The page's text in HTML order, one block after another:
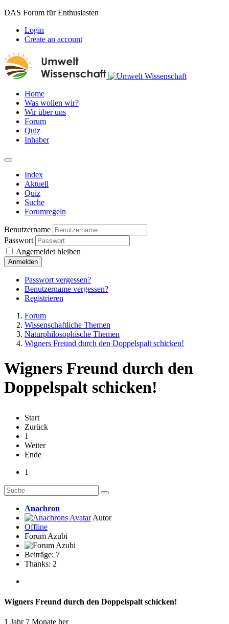
DAS Forum für Enthusiasten
Login
Create an account
Home
Was wollen wir?
Wir über uns
Forum
Quiz
Inhaber
Index
Aktuell
Quiz
Suche
Forumregeln
Benutzername
Passwort
Angemeldet bleiben
Anmelden
Passwort vergessen?
Benutzername vergessen?
Registrieren
Forum
Wissenschaftliche Themen
Naturphilosophische Themen
Wigners Freund durch den Doppelspalt schicken!
Wigners Freund durch den
Doppelspalt schicken!
Start
Zurück
1
Weiter
Ende
1
Anachron
Autor
Offline
Forum Azubi
Beiträge: 7
Thanks: 2
Wigners Freund durch den Doppelspalt schicken!
1 Jahr 7 Monate her